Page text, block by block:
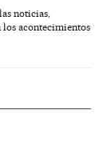
noticias,
los acontecimientos